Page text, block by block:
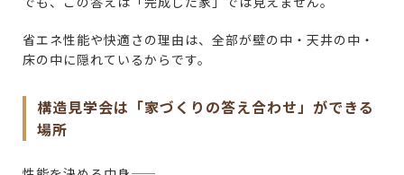
省エネ性能や快適さの理由は、全部が壁の中・天井の中・
床の中に隠れているからです。
構造見学会は「家づくりの答え合わせ」ができる
場所